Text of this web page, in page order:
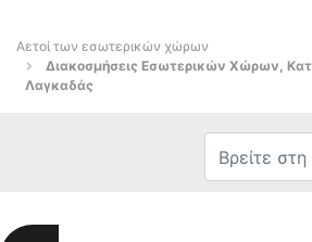
Αετοί των εσωτερικών χώρων
Διακοσμήσεις Εσωτερικών Χώρων,
Λαγκαδάς